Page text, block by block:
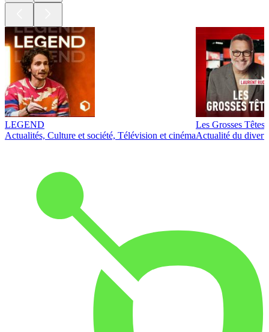
LEGEND
Actualités, Culture et société, Télévision et cinéma
Les Grosses Têtes
Actualité du